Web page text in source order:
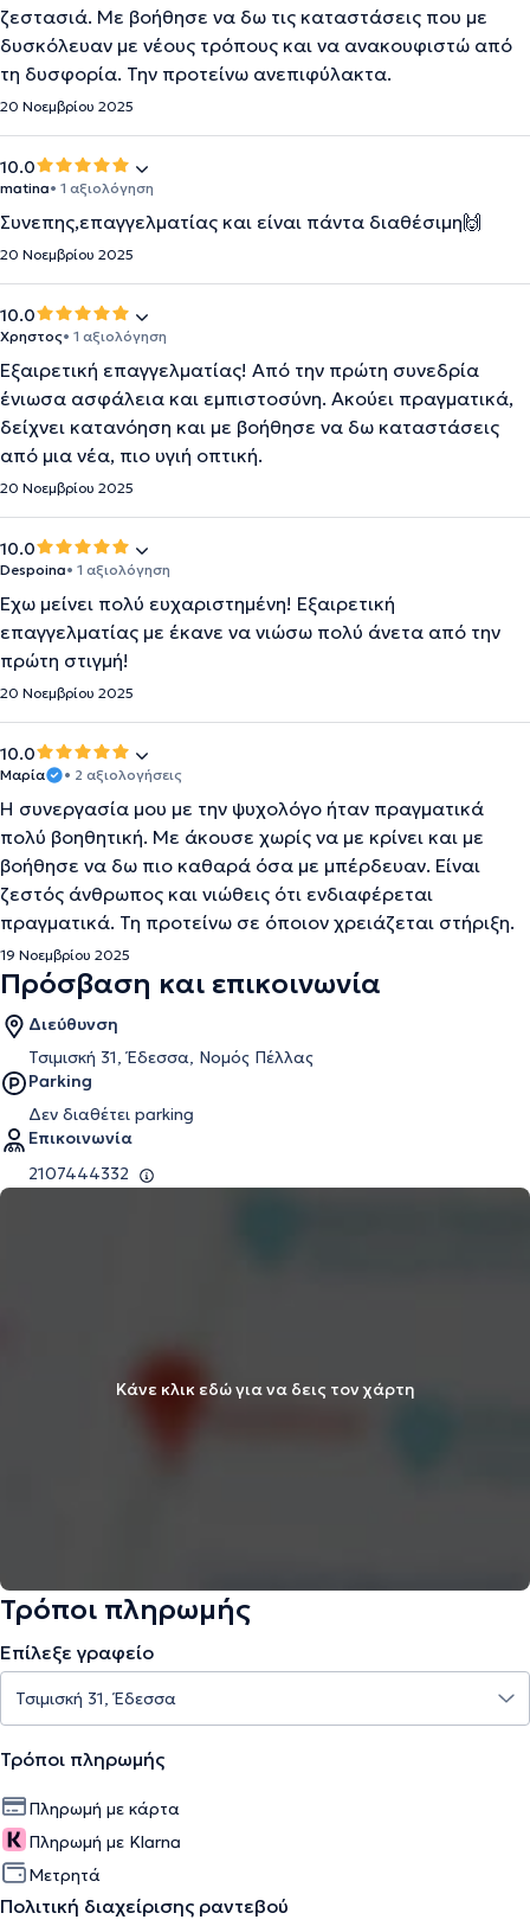
ζεστασιά. Με βοήθησε να δω τις καταστάσεις που με
δυσκόλευαν με νέους τρόπους και να ανακουφιστώ από
τη δυσφορία. Την προτείνω ανεπιφύλακτα.
20 Νοεμβρίου 2025
10.0
matina• 1 αξιολόγηση
Συνεπης,επαγγελματίας και είναι πάντα διαθέσιμη🙌
20 Νοεμβρίου 2025
10.0
Χρηστος• 1 αξιολόγηση
Εξαιρετική επαγγελματίας! Από την πρώτη συνεδρία
ένιωσα ασφάλεια και εμπιστοσύνη. Ακούει πραγματικά,
δείχνει κατανόηση και με βοήθησε να δω καταστάσεις
από μια νέα, πιο υγιή οπτική.
20 Νοεμβρίου 2025
10.0
Despoina• 1 αξιολόγηση
Εχω μείνει πολύ ευχαριστημένη! Εξαιρετική
επαγγελματίας με έκανε να νιώσω πολύ άνετα από την
πρώτη στιγμή!
20 Νοεμβρίου 2025
10.0
Μαρία • 2 αξιολογήσεις
Η συνεργασία μου με την ψυχολόγο ήταν πραγματικά
πολύ βοηθητική. Με άκουσε χωρίς να με κρίνει και με
βοήθησε να δω πιο καθαρά όσα με μπέρδευαν. Είναι
ζεστός άνθρωπος και νιώθεις ότι ενδιαφέρεται
πραγματικά. Τη προτείνω σε όποιον χρειάζεται στήριξη.
19 Νοεμβρίου 2025
Πρόσβαση και επικοινωνία
Διεύθυνση
Τσιμισκή 31, Έδεσσα, Νομός Πέλλας
Parking
Δεν διαθέτει parking
Επικοινωνία
2107444332
Κάνε κλικ εδώ για να δεις τον χάρτη
Τρόποι πληρωμής
Επίλεξε γραφείο
Τρόποι πληρωμής
Πληρωμή με κάρτα
Πληρωμή με Klarna
Μετρητά
Πολιτική διαχείρισης ραντεβού